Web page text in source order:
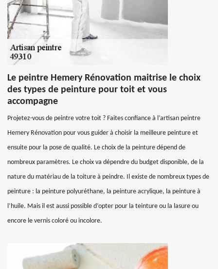
Le peintre Hemery Rénovation maitrise le choix
des types de peinture pour toit et vous
accompagne
Projetez-vous de peintre votre toit ? Faites confiance à l’artisan peintre
Hemery Rénovation pour vous guider à choisir la meilleure peinture et
ensuite pour la pose de qualité. Le choix de la peinture dépend de
nombreux paramètres. Le choix va dépendre du budget disponible, de la
nature du matériau de la toiture à peindre. Il existe de nombreux types de
peinture : la peinture polyuréthane, la peinture acrylique, la peinture à
l’huile. Mais il est aussi possible d’opter pour la teinture ou la lasure ou
encore le vernis coloré ou incolore.